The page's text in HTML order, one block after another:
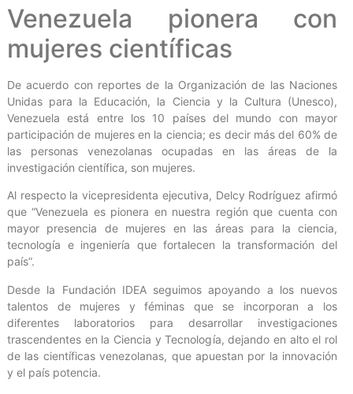
Venezuela pionera con
mujeres científicas
De acuerdo con reportes de la Organización de las Naciones
Unidas para la Educación, la Ciencia y la Cultura (Unesco),
Venezuela está entre los 10 países del mundo con mayor
participación de mujeres en la ciencia; es decir más del 60% de
las personas venezolanas ocupadas en las áreas de la
investigación científica, son mujeres.
Al respecto la vicepresidenta ejecutiva, Delcy Rodríguez afirmó
que “Venezuela es pionera en nuestra región que cuenta con
mayor presencia de mujeres en las áreas para la ciencia,
tecnología e ingeniería que fortalecen la transformación del
país”.
Desde la Fundación IDEA seguimos apoyando a los nuevos
talentos de mujeres y féminas que se incorporan a los
diferentes laboratorios para desarrollar investigaciones
trascendentes en la Ciencia y Tecnología, dejando en alto el rol
de las científicas venezolanas, que apuestan por la innovación
y el país potencia.